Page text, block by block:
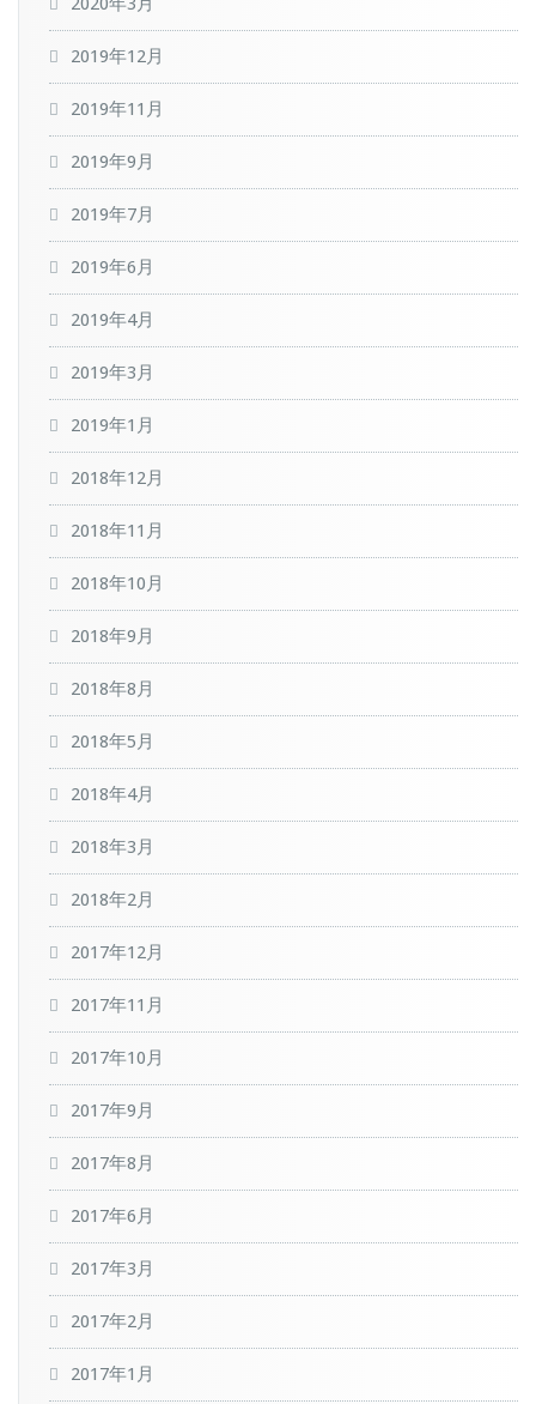
2019年12月
2019年11月
2019年9月
2019年7月
2019年6月
2019年4月
2019年3月
2019年1月
2018年12月
2018年11月
2018年10月
2018年9月
2018年8月
2018年5月
2018年4月
2018年3月
2018年2月
2017年12月
2017年11月
2017年10月
2017年9月
2017年8月
2017年6月
2017年3月
2017年2月
2017年1月